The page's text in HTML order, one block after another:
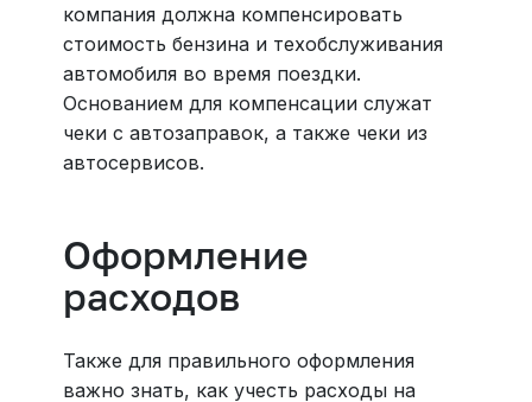
компания должна компенсировать
стоимость бензина и техобслуживания
автомобиля во время поездки.
Основанием для компенсации служат
чеки с автозаправок, а также чеки из
автосервисов.
Оформление
расходов
Также для правильного оформления
важно знать, как учесть расходы на